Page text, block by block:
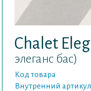
Chalet
элеганс бас)
Код товара
Внутренний артикул